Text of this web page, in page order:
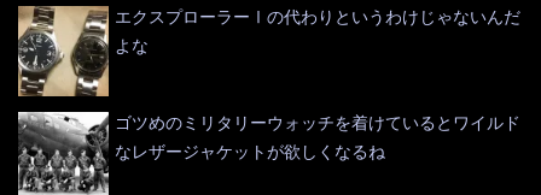
エクスプローラーⅠの代わりというわけじゃないんだ
よな
ゴツめのミリタリーウォッチを着けているとワイルド
なレザージャケットが欲しくなるね